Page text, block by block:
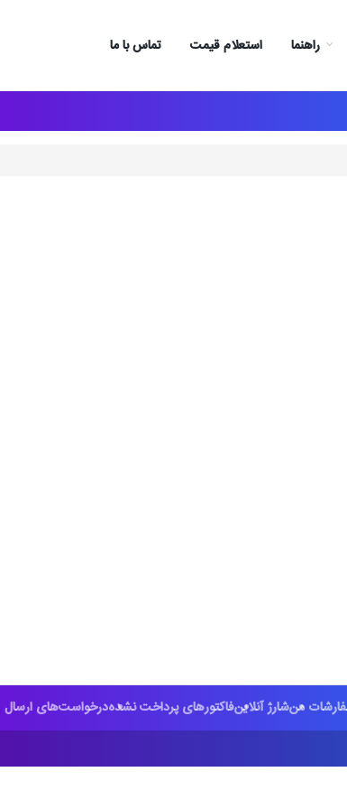
راهنما استعلام قیمت تماس با ما
منشارژ آنلاینفاکتورهای پرداخت نشدهدرخواست‌های ارسال